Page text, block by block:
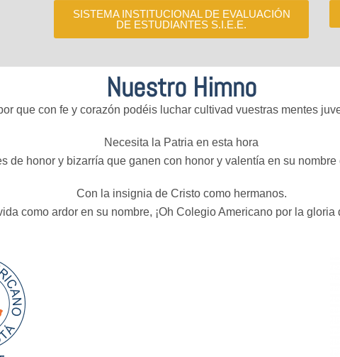
SISTEMA INSTITUCIONAL DE EVALUACIÓN
DE ESTUDIANTES S.I.E.E.
Nuestro Himno
que con fe y corazón podéis luchar cultivad vuestras mentes
Necesita la Patria en esta hora
de honor y bizarría que ganen con honor y valentía en su nombre
Con la insignia de Cristo como hermanos.
como ardor en su nombre, ¡Oh Colegio Americano por la